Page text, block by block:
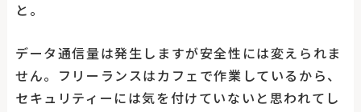
と。
データ通信量は発生しますが安全性には変えられま
せん。フリーランスはカフェで作業しているから、
セキュリティーには気を付けていないと思われてし